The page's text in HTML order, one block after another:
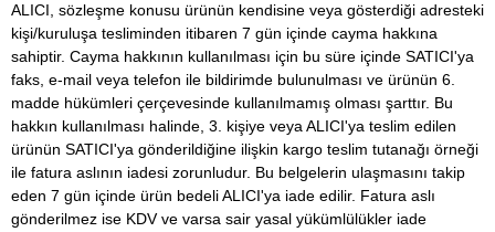
ALICI, sözleşme konusu ürünün kendisine veya gösterdiği adresteki
kişi/kuruluşa tesliminden itibaren 7 gün içinde cayma hakkına
sahiptir. Cayma hakkının kullanılması için bu süre içinde SATICI'ya
faks, e-mail veya telefon ile bildirimde bulunulması ve ürünün 6.
madde hükümleri çerçevesinde kullanılmamış olması şarttır. Bu
hakkın kullanılması halinde, 3. kişiye veya ALICI'ya teslim edilen
ürünün SATICI'ya gönderildiğine ilişkin kargo teslim tutanağı örneği
ile fatura aslının iadesi zorunludur. Bu belgelerin ulaşmasını takip
eden 7 gün içinde ürün bedeli ALICI'ya iade edilir. Fatura aslı
gönderilmez ise KDV ve varsa sair yasal yükümlülükler iade